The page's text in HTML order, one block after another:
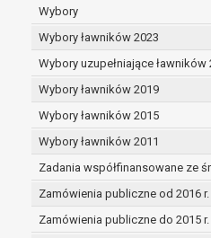
Wybory
Wybory ławników 2023
Wybory uzupełniające ławników
Wybory ławników 2019
Wybory ławników 2015
Wybory ławników 2011
Zadania współfinansowane ze
Zamówienia publiczne od 2016 r.
Zamówienia publiczne do 2015 r.
podstawy
danych,
dane
niezgodnie z
dane
celu
prawo do żądania
przetwarzania
podstawie art. 18
osoba,